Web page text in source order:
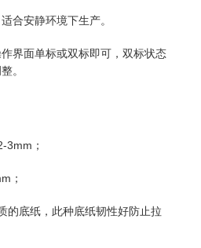
合安静环境下生产。
界面单标或双标即可，双标状态
。
3mm；
；
的底纸，此种底纸韧性好防止拉